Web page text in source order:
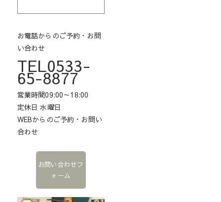
お電話からのご予約・お問
い合わせ
TEL0533-
65-8877
営業時間09:00～18:00
定休日 水曜日
WEBからのご予約・お問い
合わせ
お問い合わせフ
ォーム